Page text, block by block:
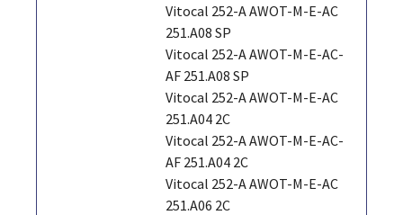
Vitocal 252-A AWOT-M-E-AC
251.A08 SP
Vitocal 252-A AWOT-M-E-AC-
AF 251.A08 SP
Vitocal 252-A AWOT-M-E-AC
251.A04 2C
Vitocal 252-A AWOT-M-E-AC-
AF 251.A04 2C
Vitocal 252-A AWOT-M-E-AC
251.A06 2C